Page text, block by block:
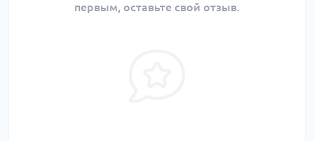
первым, оставьте свой отзыв.